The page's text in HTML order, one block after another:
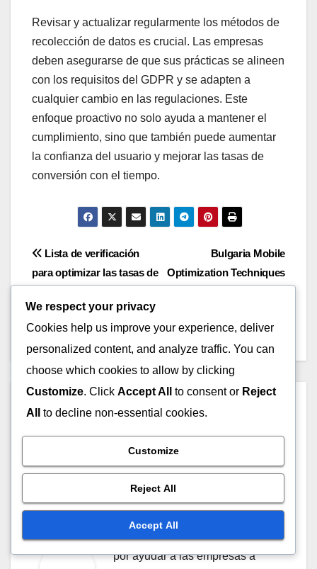
Revisar y actualizar regularmente los métodos de
recolección de datos es crucial. Las empresas
deben asegurarse de que sus prácticas se alineen
con los requisitos del GDPR y se adapten a
cualquier cambio en las regulaciones. Este
enfoque proactivo no solo ayuda a mantener el
cumplimiento, sino que también puede aumentar
la confianza del usuario y mejorar las tasas de
conversión con el tiempo.
Post
navigation
Bulgaria Mobile
Optimization Techniques
Lista de verificación
para optimizar las tasas de
marketing de afiliación en
Bulgaria
ByClara Jensen
de marketing digital
experimentada con más de una
década de experiencia en la
optimización de la tasa de
conversión. Tiene una pasión
por ayudar a las empresas a
We respect your privacy
Cookies help us improve your experience, deliver
personalized content, and analyze traffic. You can
choose which cookies to allow by clicking
Customize. Click Accept All to consent or Reject
All
to decline non-essential cookies.
Customize
Reject All
Accept All